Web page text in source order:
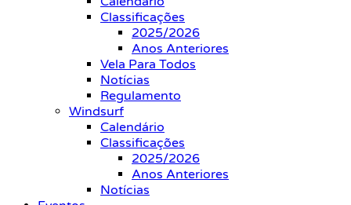
Classificações
2025/2026
Anos Anteriores
Vela Para Todos
Notícias
Regulamento
Windsurf
Calendário
Classificações
2025/2026
Anos Anteriores
Notícias